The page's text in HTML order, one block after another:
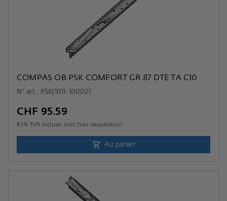
COMPAS OB PSK COMFORT GR.87 DTE TA C10
N° art.: PSKJ1011-100021
CHF 95.59
8.1 % TVA incluse, hors frais dexpédition
Au panier